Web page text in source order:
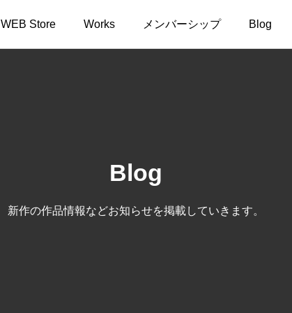
WEB Store Works メンバーシップ Blog
Blog
新作の作品情報などお知らせを掲載していきます。